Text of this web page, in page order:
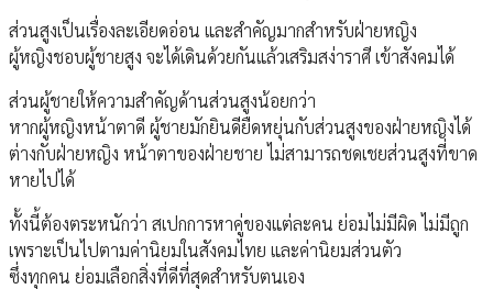
ส่วนสูงเป็นเรื่องละเอียดอ่อน และสำคัญมากสำหรับฝ่ายหญิง
ผู้หญิงชอบผู้ชายสูง จะได้เดินด้วยกันแล้วเสริมสง่าราศี เข้าสังคมได้
ส่วนผู้ชายให้ความสำคัญด้านส่วนสูงน้อยกว่า
หากผู้หญิงหน้าตาดี ผู้ชายมักยินดียืดหยุ่นกับส่วนสูงของฝ่ายหญิงได้
ต่างกับฝ่ายหญิง หน้าตาของฝ่ายชาย ไม่สามารถชดเชยส่วนสูงที่ขาด
หายไปได้
ทั้งนี้ต้องตระหนักว่า สเปกการหาคู่ของแต่ละคน ย่อมไม่มีผิด ไม่มีถูก
เพราะเป็นไปตามค่านิยมในสังคมไทย และค่านิยมส่วนตัว
ซึ่งทุกคน ย่อมเลือกสิ่งที่ดีที่สุดสำหรับตนเอง